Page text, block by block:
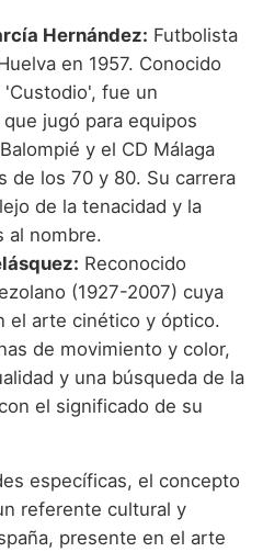
Hernández: Futbolista
en 1957. Conocido
fue un
jugó para equipos
y el CD Málaga
de los 70 y 80. Su carrera
de la tenacidad y la
al nombre.
Reconocido
(1927-2007) cuya
el arte cinético y óptico.
de movimiento y color,
y una búsqueda de la
el significado de su
específicas, el concepto
referente cultural y
presente en el arte